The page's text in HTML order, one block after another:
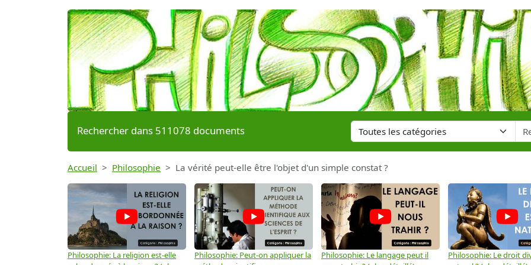
Rechercher dans 511078 documents
Accueil Philosophie La vérité peut-elle être l'objet d'un simple constat ?
Philosophie: La religion est-elle
Philosophie: Peut-on appliquer la
Philosophie: Le langage peut il
Philosophie: Le droit